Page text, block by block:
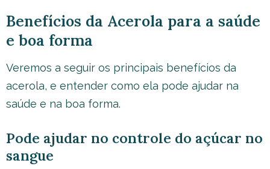
Benefícios da Acerola para a saúde
e boa forma
Veremos a seguir os principais benefícios da
acerola, e entender como ela pode ajudar na
saúde e na boa forma.
Pode ajudar no controle do açúcar no
sangue